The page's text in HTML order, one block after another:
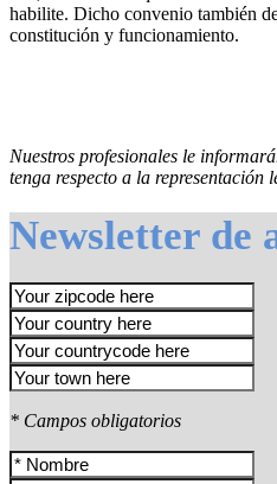
habilite. Dicho convenio también
constitución y funcionamiento.
Nuestros profesionales le
tenga respecto a la representación
Newsletter de
* Campos obligatorios